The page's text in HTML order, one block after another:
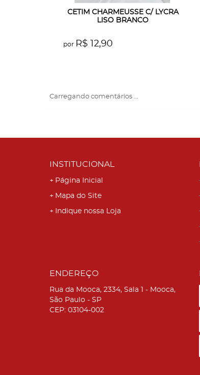
CETIM CHARMEUSSE C/ LYCRA
LISO BRANCO
por R$ 12,90
Carregando comentários ...
INSTITUCIONAL
Página Inicial
Mapa do Site
Indique nossa Loja
ENDEREÇO
Rua da Mooca, 2334, Sala 1 - Mooca,
São Paulo - SP
CEP: 03104-002